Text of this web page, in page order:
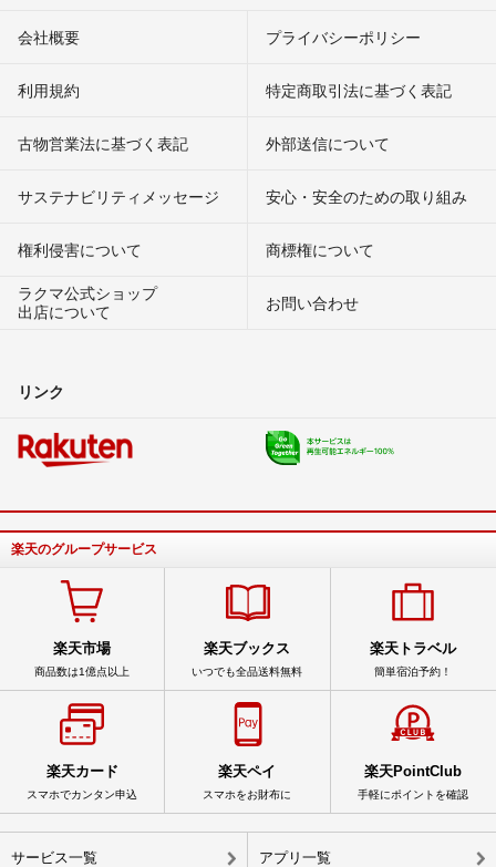
会社概要 プライバシーポリシー
利用規約 特定商取引法に基づく表記
古物営業法に基づく表記 外部送信について
サステナビリティメッセージ 安心・安全のための取り組み
権利侵害について
商標権について
ラクマ公式ショップ
出店について
お問い合わせ
リンク
楽天のグループサービス
楽天市場
商品数は1億点以上
楽天ブックス
いつでも全品送料無料
楽天トラベル
簡単宿泊予約！
楽天カード
スマホでカンタン申込
楽天ペイ
スマホをお財布に
楽天PointClub
手軽にポイントを確認
サービス一覧 アプリ一覧